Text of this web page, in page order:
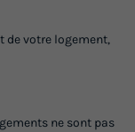
de votre logement,
ne sont pas